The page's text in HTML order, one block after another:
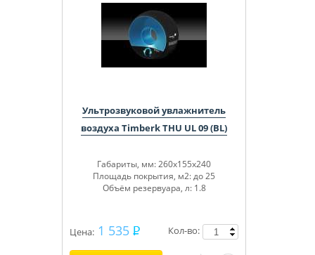
Ультрозвуковой увлажнитель
воздуха Timberk THU UL 09 (BL)
Габариты, мм: 260x155x240
Площадь покрытия, м2: до 25
Объём резервуара, л: 1.8
Цена: 1 535
Кол-во: